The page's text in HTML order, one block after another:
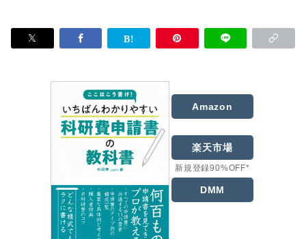
Amazon
楽天市場
新規登録90%OFF*
DMM